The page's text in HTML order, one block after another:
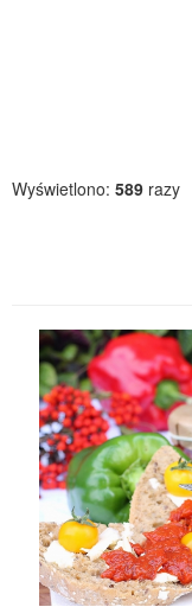
Wyświetlono: 589 razy